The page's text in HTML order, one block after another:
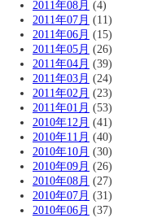
2011年08月 (4)
2011年07月 (11)
2011年06月 (15)
2011年05月 (26)
2011年04月 (39)
2011年03月 (24)
2011年02月 (23)
2011年01月 (53)
2010年12月 (41)
2010年11月 (40)
2010年10月 (30)
2010年09月 (26)
2010年08月 (27)
2010年07月 (31)
2010年06月 (37)